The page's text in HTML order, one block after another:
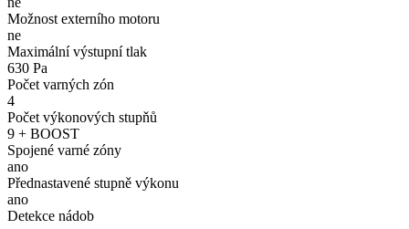
Možnost externího motoru
ne
Maximální výstupní tlak
630 Pa
Počet varných zón
4
Počet výkonových stupňů
9 + BOOST
Spojené varné zóny
ano
Přednastavené stupně výkonu
ano
Detekce nádob